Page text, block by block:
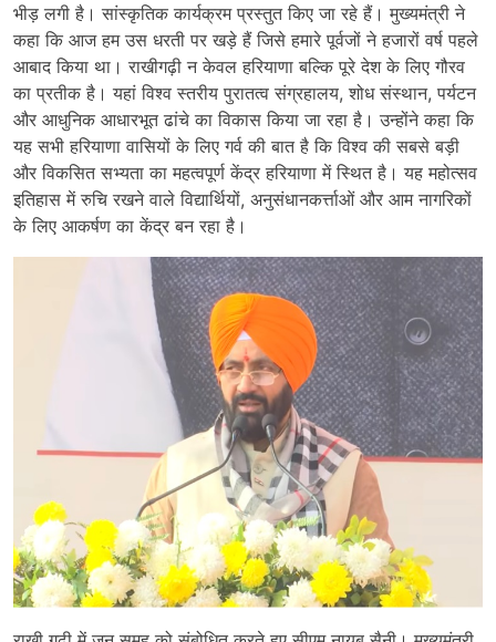
भीड़ लगी है। सांस्कृतिक कार्यक्रम प्रस्तुत किए जा रहे हैं। मुख्यमंत्री ने
कहा कि आज हम उस धरती पर खड़े हैं जिसे हमारे पूर्वजों ने हजारों वर्ष पहले
आबाद किया था। राखीगढ़ी न केवल हरियाणा बल्कि पूरे देश के लिए गौरव
का प्रतीक है। यहां विश्व स्तरीय पुरातत्व संग्रहालय, शोध संस्थान, पर्यटन
और आधुनिक आधारभूत ढांचे का विकास किया जा रहा है। उन्होंने कहा कि
यह सभी हरियाणा वासियों के लिए गर्व की बात है कि विश्व की सबसे बड़ी
और विकसित सभ्यता का महत्वपूर्ण केंद्र हरियाणा में स्थित है। यह महोत्सव
इतिहास में रुचि रखने वाले विद्यार्थियों, अनुसंधानकर्त्ताओं और आम नागरिकों
के लिए आकर्षण का केंद्र बन रहा है।